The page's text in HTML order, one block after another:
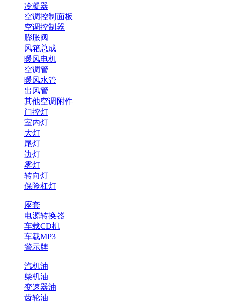
冷凝器
空调控制面板
空调控制器
膨胀阀
风箱总成
暖风电机
空调管
暖风水管
出风管
其他空调附件
门控灯
室内灯
大灯
尾灯
边灯
雾灯
转向灯
保险杠灯
座套
电源转换器
车载CD机
车载MP3
警示牌
汽机油
柴机油
变速器油
齿轮油